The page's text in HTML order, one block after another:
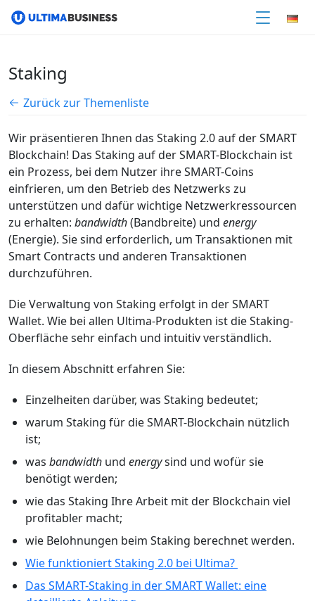
Staking
Zurück zur Themenliste
Wir präsentieren Ihnen das Staking 2.0 auf der SMART
Blockchain! Das Staking auf der SMART-Blockchain ist
ein Prozess, bei dem Nutzer ihre SMART-Coins
einfrieren, um den Betrieb des Netzwerks zu
unterstützen und dafür wichtige Netzwerkressourcen
zu erhalten: bandwidth(Bandbreite) und energy
(Energie). Sie sind erforderlich, um Transaktionen mit
Smart Contracts und anderen Transaktionen
durchzuführen.
Die Verwaltung von Staking erfolgt in der SMART
Wallet. Wie bei allen Ultima-Produkten ist die Staking-
Oberfläche sehr einfach und intuitiv verständlich.
In diesem Abschnitt erfahren Sie:
Einzelheiten darüber, was Staking bedeutet;
warum Staking für die SMART-Blockchain nützlich
ist;
was bandwidth und energysind und wofür sie
benötigt werden;
wie das Staking Ihre Arbeit mit der Blockchain viel
profitabler macht;
wie Belohnungen beim Staking berechnet werden.
Wie funktioniert Staking 2.0 bei Ultima?
Das SMART-Staking in der SMART Wallet: eine